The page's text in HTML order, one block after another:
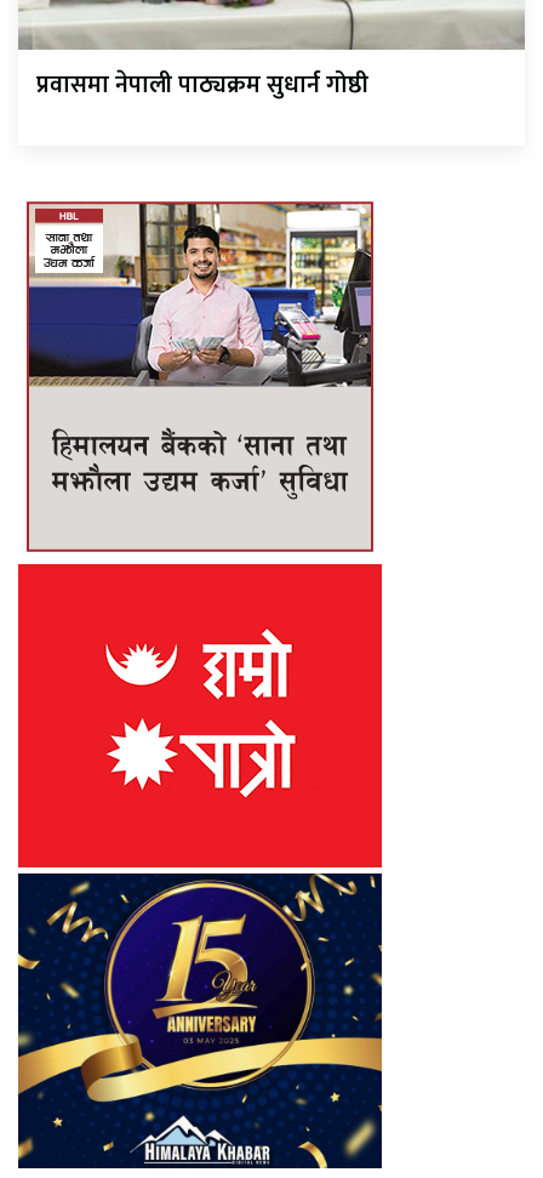
प्रवासमा नेपाली पाठ्यक्रम सुधार्न गोष्ठी